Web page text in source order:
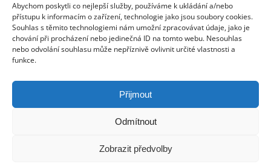
Abychom poskytli co nejlepší služby, používáme k ukládání a/nebo
přístupu k informacím o zařízení, technologie jako jsou soubory cookies.
Souhlas s těmito technologiemi nám umožní zpracovávat údaje, jako je
chování při procházení nebo jedinečná ID na tomto webu. Nesouhlas
nebo odvolání souhlasu může nepříznivě ovlivnit určité vlastnosti a
funkce.
Přijmout
Odmítnout
Zobrazit předvolby
Pravidla používání|Ochrana osobních údajů|Soubory cookies |
Deloitte.cz
© 2026. Více informací najdete vPravidlech používání.
Deloitte označuje jednu či více společností globální sítě členských
a přidružené subjekty (souhrnně „organizace Deloitte“). Společnost DTTL
(rovněž označovaná jako „Deloitte Global“) a každá z jejích členských
společností a jejich přidružených subjektů je samostatným a nezávislým
právním subjektem, který není oprávněn zavazovat nebo přijímat závazky
za jinou z těchto členských společností a jejich přidružených subjektů ve
pochybení, nikoli za jednání či pochybení jiných členských společností či